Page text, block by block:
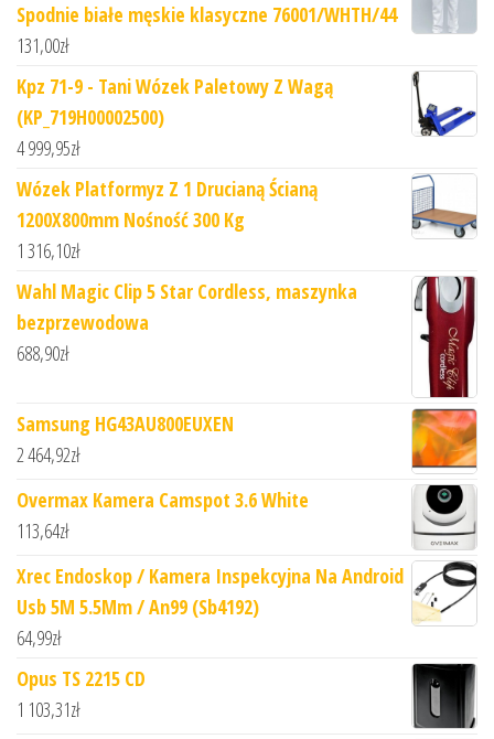
Spodnie białe męskie klasyczne 76001/WHTH/44
131,00zł
Kpz 71-9 - Tani Wózek Paletowy Z Wagą
(KP_719H00002500)
4 999,95zł
Wózek Platformyz Z 1 Drucianą Ścianą
1200X800mm Nośność 300 Kg
1 316,10zł
Wahl Magic Clip 5 Star Cordless, maszynka
bezprzewodowa
688,90zł
Samsung HG43AU800EUXEN
2 464,92zł
Overmax Kamera Camspot 3.6 White
113,64zł
Xrec Endoskop / Kamera Inspekcyjna Na Android
Usb 5M 5.5Mm / An99 (Sb4192)
64,99zł
Opus TS 2215 CD
1 103,31zł